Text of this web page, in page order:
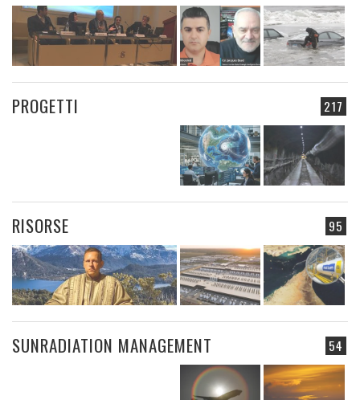
217
PROGETTI
95
RISORSE
54
SUNRADIATION MANAGEMENT